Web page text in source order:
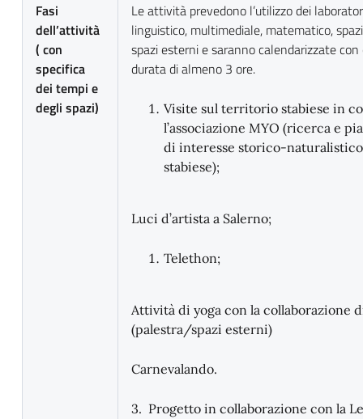
Fasi
dell’attività
( con
specifica
dei tempi e
degli spazi)
Le attività prevedono l’utilizzo dei
linguistico, multimediale, matematico,
spazi esterni e saranno calendarizzate
durata di almeno 3 ore.
Visite sul territorio stabiese in
l’associazione MYO (ricerca e
di interesse storico-
stabiese);
Luci d’artista a Salerno;
Telethon;
Attività di yoga con la collaborazione
(palestra/spazi esterni)
Carnevalando.
3. Progetto in collaborazione con la